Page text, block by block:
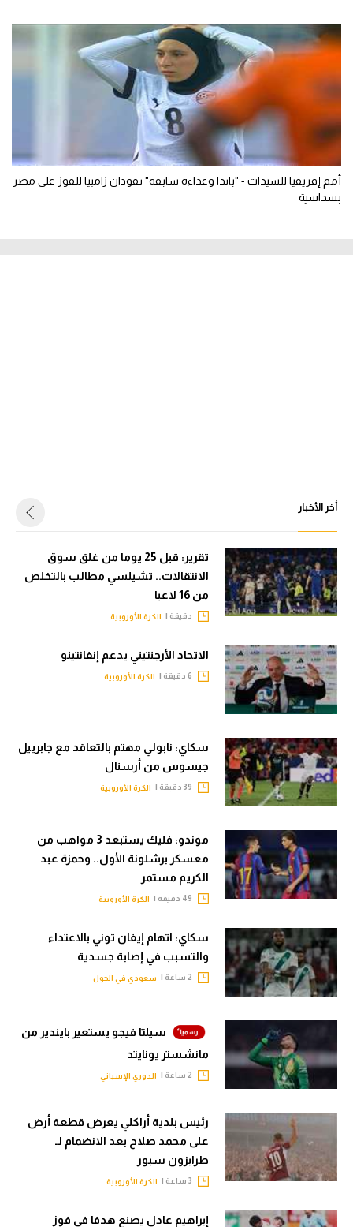
أمم إفريقيا للسيدات - "باندا وعداءة سابقة" تقودان زامبيا للفوز على مصر
بسداسية
أخر الأخبار
تقرير: قبل 25 يوما من غلق سوق
الانتقالات.. تشيلسي مطالب بالتخلص
من 16 لاعبا
دقيقة | الكرة الأوروبية
الاتحاد الأرجنتيني يدعم إنفانتينو
الكرة الأوروبية
سكاي: نابولي مهتم بالتعاقد مع جابرييل
جيسوس من أرسنال
الكرة الأوروبية
موندو: فليك يستبعد 3 مواهب من
معسكر برشلونة الأول.. وحمزة عبد
الكريم مستمر
الكرة الأوروبية
سكاي: اتهام إيفان توني بالاعتداء
والتسبب في إصابة جسدية
سعودي في الجول
سيلتا فيجو يستعير بايندير من
مانشستر يونايتد
الدوري الإسباني
رئيس بلدية أراكلي يعرض قطعة أرض
على محمد صلاح بعد الانضمام لـ
طرابزون سبور
الكرة الأوروبية
إبراهيم عادل يصنع هدفا في فوز